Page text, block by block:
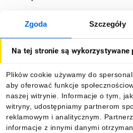
Zgoda Szczegóły
Na tej stronie są wykorzystywane
Plików cookie używamy do
aby oferować funkcje
naszej witrynie. Informacje o tym,
witryny, udostępniamy partnerom
reklamowym i analitycznym.
informacje z innymi danymi
O firmie
Informacje
Pobierz naszą